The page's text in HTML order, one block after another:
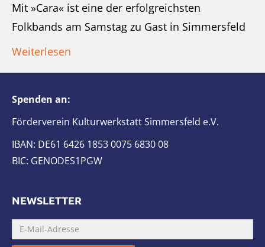
Mit »Cara« ist eine der erfolgreichsten
Folkbands am Samstag zu Gast in Simmersfeld
Weiterlesen
Spenden an:
Förderverein Kulturwerkstatt Simmersfeld e.V.
IBAN: DE61 6426 1853 0075 6830 08
BIC: GENODES1PGW
NEWSLETTER